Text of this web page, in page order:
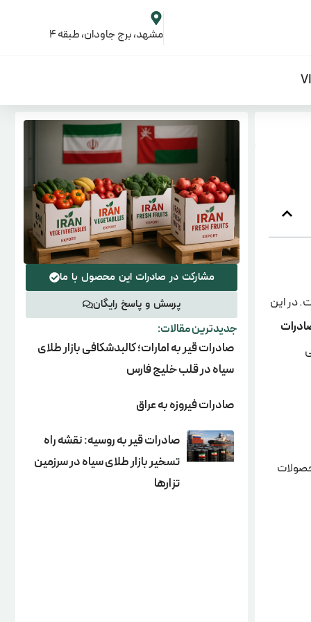
مشهد، برج جاودان، طبقه 4
مشارکت در صادرات این محصول با ما
پرسش و پاسخ رایگان
جدیدترین مقالات:
صادرات قیر به امارات؛ کالبدشکافی بازار طلای
سیاه در قلب خلیج فارس
صادرات فیروزه به عراق
صادرات قیر به روسیه: نقشه راه
تسخیر بازار طلای سیاه در سرزمین
تزارها
در این